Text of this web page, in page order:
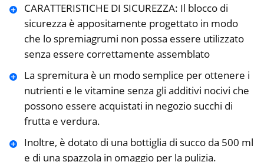
CARATTERISTICHE DI SICUREZZA: Il blocco di
sicurezza è appositamente progettato in modo
che lo spremiagrumi non possa essere utilizzato
senza essere correttamente assemblato
La spremitura è un modo semplice per ottenere i
nutrienti e le vitamine senza gli additivi nocivi che
possono essere acquistati in negozio succhi di
frutta e verdura.
Inoltre, è dotato di una bottiglia di succo da 500 ml
e di una spazzola in omaggio per la pulizia.